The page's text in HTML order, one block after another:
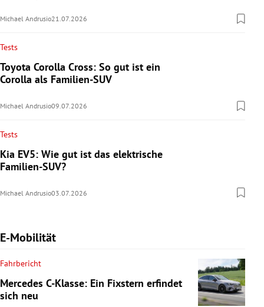
Michael Andrusio21.07.2026
Tests
Toyota Corolla Cross: So gut ist ein
Corolla als Familien-SUV
Michael Andrusio09.07.2026
Tests
Kia EV5: Wie gut ist das elektrische
Familien-SUV?
Michael Andrusio03.07.2026
E-Mobilität
Fahrbericht
Mercedes C-Klasse: Ein Fixstern erfindet
sich neu